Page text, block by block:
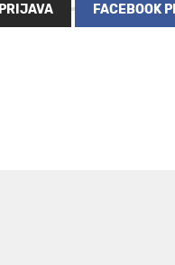
PRIJAVA FACEBOOK